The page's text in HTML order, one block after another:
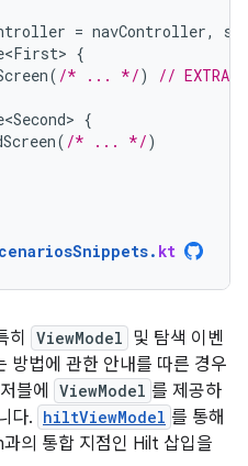
= navController,
{
( /* ... */)
//
{
( /* ... */)
. kt
히 ViewModel 및 탐색 이벤
방법에 관한 안내를 따른 경우
블에
ViewModel 를 제공하
다. hiltViewModel 를 통해
의 통합 지점인 Hilt 삽입을